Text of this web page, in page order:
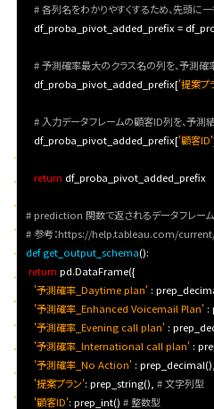
# 各列名をわかりやすくするため、先頭に
df_proba_pivot_added_prefix =
# 予測確率最大のクラス名の列を、予測確
   df_proba_pivot_added_prefix[
'提案プ
# 入力データフレームの顧客ID列を、予測
   df_proba_pivot_added_prefix[
'顧客ID'
return df_proba_pivot_added_prefix
# prediction 関数で返されるデータフレー
# 参考：https://help.tableau.com/
def get_output_schema():
return pd.DataFrame({
'予測確率_Daytime plan' :
'予測確率_Enhanced Voicemail Plan' :
'予測確率_Evening call plan' :
'予測確率_International call plan' :
'予測確率_No Action' : prep_decimal(),
'提案プラン': prep_string(), # 文字列型
'顧客ID': prep_int() # 整数型